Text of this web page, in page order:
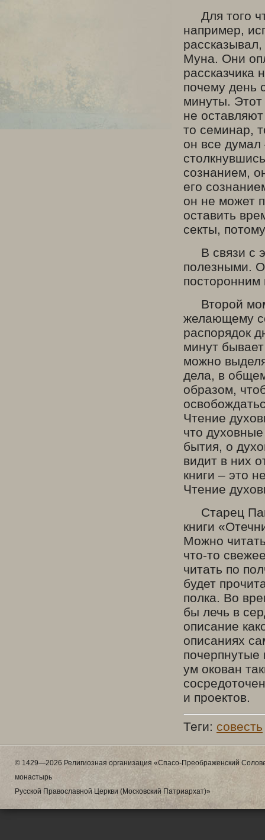
Для того
например,
Муна. Они
почему день
минуты.
не
то семинар,
он все думал
сознанием,
его
он не может
оставить
секты,
В связи с
полезными.
посторонним
Второй
желающему
распорядок
минут
можно
дела, в
образом,
Чтение
что
бытия, о
видит в них
книги – это
Чтение
Старец
книги
Можно
что-то
читать по
будет
полка. Во
бы лечь в
описание
описаниях
почерпнутые
ум окован
и проектов.
Теги: совесть
© 1429—2026 Религиозная организация «Спасо-Преображенский
монастырь
Русской Православной Церкви (Московский Патриархат)»